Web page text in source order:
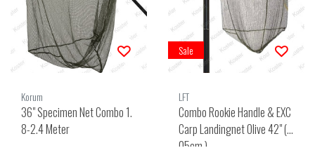
Korum
36" Specimen Net Combo 1.
8-2.4 Meter
Sale
LFT
Combo Rookie Handle & EXC
Carp Landingnet Olive 42" (1
05cm.)